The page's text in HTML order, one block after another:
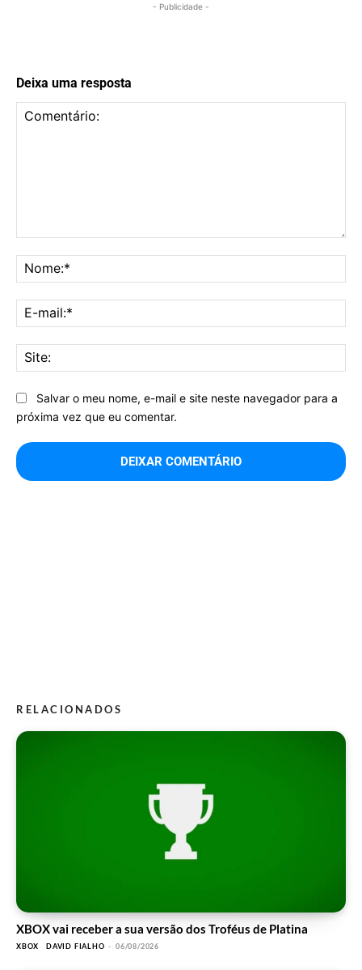
- Publicidade -
Deixa uma resposta
Salvar o meu nome, e-mail e site neste navegador para a
próxima vez que eu comentar.
RELACIONADOS
XBOX vai receber a sua versão dos Troféus de Platina
XBOX DAVID FIALHO - 06/08/2026